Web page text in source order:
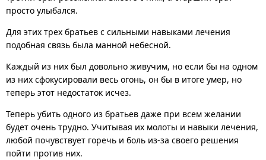
просто улыбался.
Для этих трех братьев с сильными навыками лечения
подобная связь была манной небесной.
Каждый из них был довольно живучим, но если бы на одном
из них сфокусировали весь огонь, он бы в итоге умер, но
теперь этот недостаток исчез.
Теперь убить одного из братьев даже при всем желании
будет очень трудно. Учитывая их молоты и навыки лечения,
любой почувствует горечь и боль из-за своего решения
пойти против них.